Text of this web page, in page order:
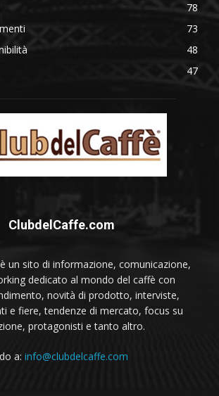
78
73
48
47
ClubdelCaffe.com
un sito di informazione, comunicazione,
dedicato al mondo del caffè con
novità di prodotto, interviste,
e fiere, tendenze di mercato, focus su
protagonisti e tanto altro.
a: info@clubdelcaffe.com